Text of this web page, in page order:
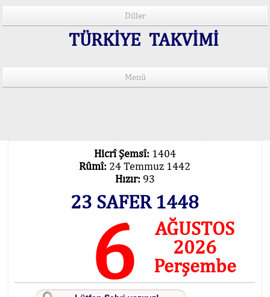
Diller
TÜRKİYE TAKVİMİ
Menü
Hicrî Şemsî: 1404
Rûmî: 24 Temmuz 1442
Hızır: 93
23 SAFER 1448
6
AĞUSTOS
2026
Perşembe